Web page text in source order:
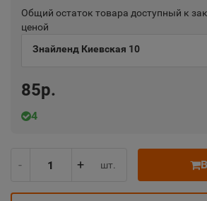
Общий остаток товара доступный к
ценой
Знайленд Киевская 10
85р.
4
- + шт.